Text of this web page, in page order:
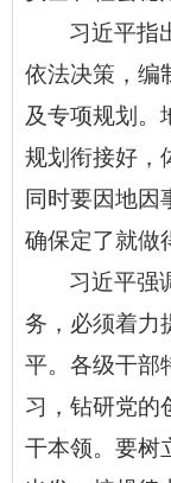
习近平指
依法决策，编
及专项规划。
规划衔接好，
同时要因地因
确保定了就做
习近平强
务，必须着力
平。各级干部
习，钻研党的
干本领。要树